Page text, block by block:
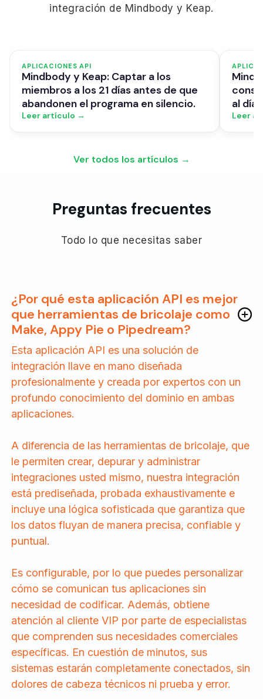
integración de Mindbody y Keap.
APLICACIONES API
Mindbody y Keap: Captar a los
miembros a los 21 días antes de que
abandonen el programa en silencio.
Leer artículo →
al día
Leer
Ver todos los artículos →
Preguntas frecuentes
Todo lo que necesitas saber
¿Por qué esta aplicación API es mejor
que herramientas de bricolaje como
Make, Appy Pie o Pipedream?
Esta aplicación API es una solución de
integración llave en mano diseñada
profesionalmente y creada por expertos con un
profundo conocimiento del dominio en ambas
aplicaciones.
A diferencia de las herramientas de bricolaje, que
le permiten crear, depurar y administrar
integraciones usted mismo, nuestra integración
está prediseñada, probada exhaustivamente e
incluye una lógica sofisticada que garantiza que
los datos fluyan de manera precisa, confiable y
puntual.
Es configurable, por lo que puedes personalizar
cómo se comunican tus aplicaciones sin
necesidad de codificar. Además, obtiene
atención al cliente VIP por parte de especialistas
que comprenden sus necesidades comerciales
específicas. En cuestión de minutos, sus
sistemas estarán completamente conectados, sin
dolores de cabeza técnicos ni prueba y error.